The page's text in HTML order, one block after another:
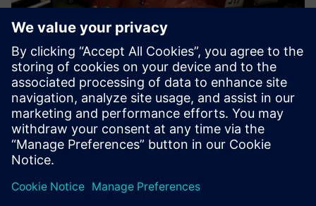
Students on the Thomas More Eco Drive Team use Siemens
Digital Industries Software systems to design, simulate and
build extremely fuel-efficient vehicles to participate in the
Shell Eco Marathon in London